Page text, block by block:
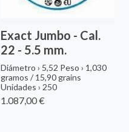
Exact Jumbo - Cal.
22 - 5.5 mm.
Diámetro › 5,52 Peso › 1,030
gramos / 15,90 grains
Unidades › 250
1.087,00 €